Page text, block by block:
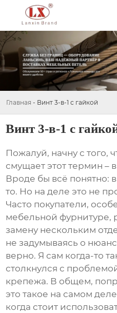
Главная - Винт 3-в-1 с гайкой
Винт 3-в-1 с
Пожалуй, начну с того,
смущает этот термин –
Вроде бы всё понятно:
то. Но на деле это не
Часто покупатели,
мебельной фурнитуре,
замену нескольким
не задумываясь о
верно. Я сам когда-то
столкнулся с
крепежа. В общем,
это такое на самом
когда стоит